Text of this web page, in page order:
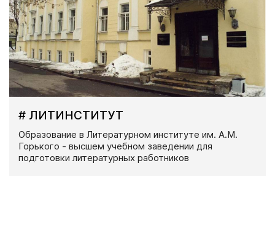
# ЛИТИНСТИТУТ
Образование в Литературном институте им. А.М.
Горького - высшем учебном заведении для
подготовки литературных работников